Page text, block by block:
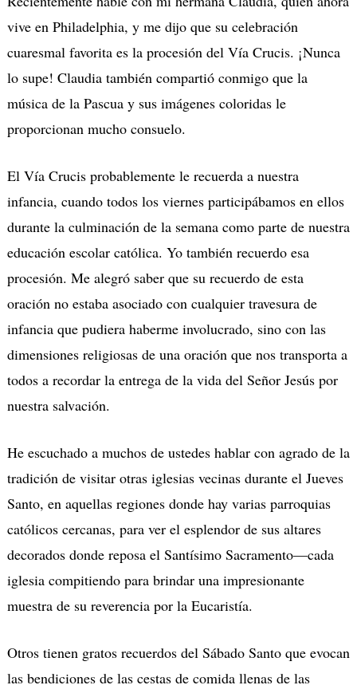
vive en Philadelphia, y me dijo que su celebración
cuaresmal favorita es la procesión del Vía Crucis. ¡Nunca
lo supe! Claudia también compartió conmigo que la
música de la Pascua y sus imágenes coloridas le
proporcionan mucho consuelo.
El Vía Crucis probablemente le recuerda a nuestra
infancia, cuando todos los viernes participábamos en ellos
durante la culminación de la semana como parte de nuestra
educación escolar católica. Yo también recuerdo esa
procesión. Me alegró saber que su recuerdo de esta
oración no estaba asociado con cualquier travesura de
infancia que pudiera haberme involucrado, sino con las
dimensiones religiosas de una oración que nos transporta a
todos a recordar la entrega de la vida del Señor Jesús por
nuestra salvación.
He escuchado a muchos de ustedes hablar con agrado de la
tradición de visitar otras iglesias vecinas durante el Jueves
Santo, en aquellas regiones donde hay varias parroquias
católicos cercanas, para ver el esplendor de sus altares
decorados donde reposa el Santísimo Sacramento—cada
iglesia compitiendo para brindar una impresionante
muestra de su reverencia por la Eucaristía.
Otros tienen gratos recuerdos del Sábado Santo que evocan
las bendiciones de las cestas de comida llenas de las